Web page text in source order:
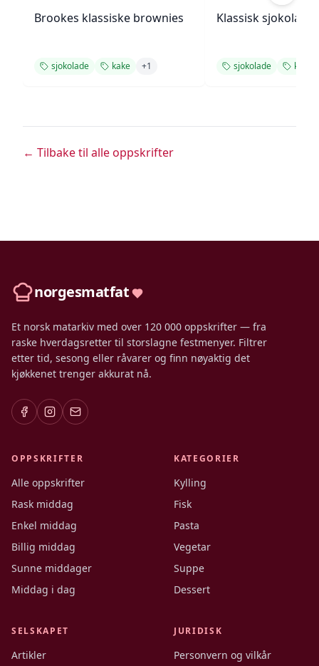
Brookes klassiske brownies
sjokolade kake +1
Klassisk
sjokolade kake
← Tilbake til alle oppskrifter
norgesmatfat
Et norsk matarkiv med over 120 000 oppskrifter — fra
raske hverdagsretter til storslagne festmenyer. Filtrer
etter tid, sesong eller råvarer og finn nøyaktig det
kjøkkenet trenger akkurat nå.
OPPSKRIFTER
Alle oppskrifter
Rask middag
Enkel middag
Billig middag
Sunne middager
Middag i dag
KATEGORIER
Kylling
Fisk
Pasta
Vegetar
Suppe
Dessert
SELSKAPET
Artikler
JURIDISK
Personvern og vilkår